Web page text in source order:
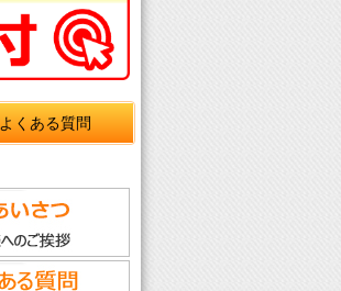
よくある質問